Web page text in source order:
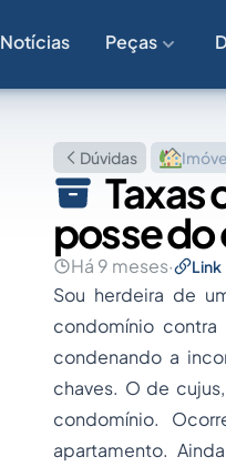
Notícias Peças
Dúvidas
Taxas
posse
Há 9 meses· Link
Sou herdeira de
condomínio
condenando a
chaves. O de
condomínio.
apartamento.